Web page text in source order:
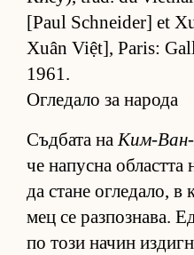
[Paul Schneider] et
Xuân Việt], Paris:
1961.
Огледало за народа
Съд­бата наКим-
че на­пусна об­ластта
да стане ог­ле­да­ло, в
мец се раз­поз­на­ва.
по този на­чин